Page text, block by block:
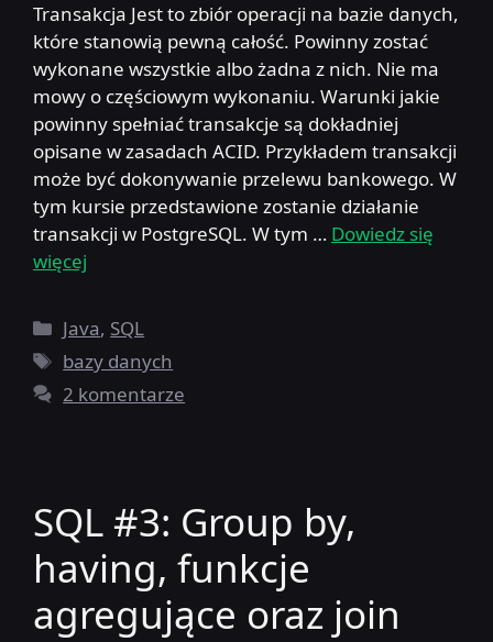
Transakcja Jest to zbiór operacji na bazie danych,
które stanowią pewną całość. Powinny zostać
wykonane wszystkie albo żadna z nich. Nie ma
mowy o częściowym wykonaniu. Warunki jakie
powinny spełniać transakcje są dokładniej
opisane w zasadach ACID. Przykładem transakcji
może być dokonywanie przelewu bankowego. W
tym kursie przedstawione zostanie działanie
transakcji w PostgreSQL. W tym … Dowiedz się
więcej
Kategorie
Java, SQL
Tagi
bazy danych
2 komentarze
SQL #3: Group by,
having, funkcje
agregujące oraz join